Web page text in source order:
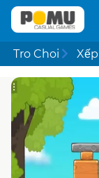
Tro Choi